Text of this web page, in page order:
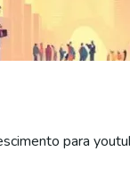
para